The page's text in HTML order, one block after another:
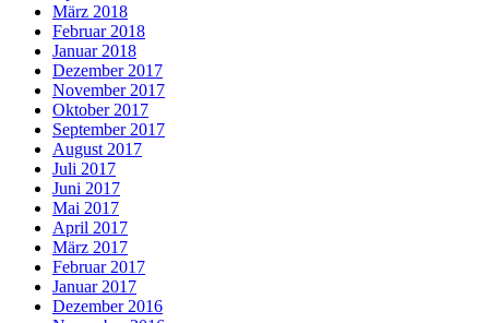
März 2018
Februar 2018
Januar 2018
Dezember 2017
November 2017
Oktober 2017
September 2017
August 2017
Juli 2017
Juni 2017
Mai 2017
April 2017
März 2017
Februar 2017
Januar 2017
Dezember 2016